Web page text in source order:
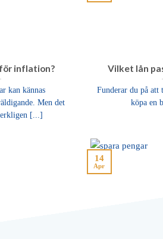
inflation?
kan kännas
Men det
[...]
Vilket lån
Funderar du på att
köpa en
14
Apr